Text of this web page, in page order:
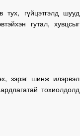
тух, гүйцэтгэлд шууд
гутал, хувцсыг
зэрэг шинж илэрвэл
тохиолдолд